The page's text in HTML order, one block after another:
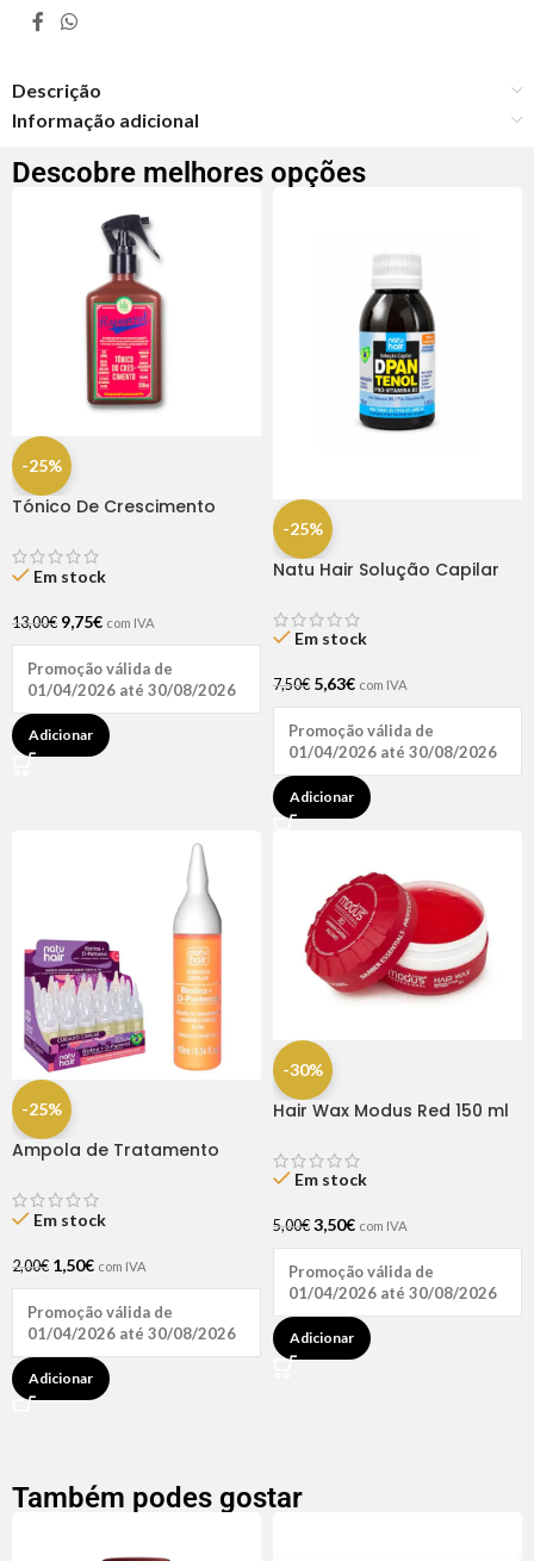
Descrição
Informação adicional
Descobre melhores opções
-25%
Tónico De Crescimento
Em stock
13,00€ 9,75€ com IVA
Promoção válida de
01/04/2026 até 30/08/2026
Adicionar
-25%
Natu Hair Solução Capilar
Em stock
7,50€ 5,63€ com IVA
Promoção válida de
01/04/2026 até 30/08/2026
Adicionar
-25%
Ampola de Tratamento
Hair (1 UNIDADE)
Em stock
2,00€ 1,50€ com IVA
Promoção válida de
01/04/2026 até 30/08/2026
Adicionar
-30%
Hair Wax Modus Red 150 ml
Em stock
5,00€ 3,50€ com IVA
Promoção válida de
01/04/2026 até 30/08/2026
Adicionar
Também podes gostar